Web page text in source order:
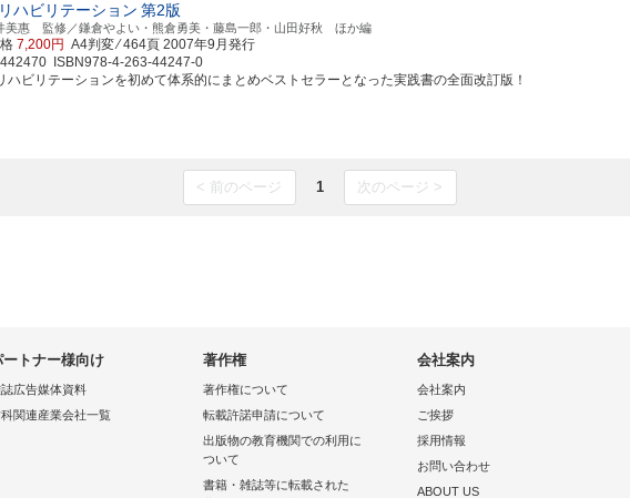
ハビリテーション 第2版
美惠 監修／鎌倉やよい・熊倉勇美・藤島一郎・山田好秋 ほか編
7,200円 A4判変 ⁄ 464頁 2007年9月発行
ISBN978-4-263-44247-0
ハビリテーションを初めて体系的にまとめベストセラーとなった実践書の全面改訂版！
< 前のページ 1 次のページ >
ートナー様向け
広告媒体資料
関連産業会社一覧
著作権
著作権について
転載許諾申請について
出版物の教育機関での利用に
ついて
書籍・雑誌等に転載された
会社案内
会社案内
ご挨拶
採用情報
お問い合わせ
ABOUT US